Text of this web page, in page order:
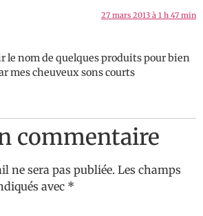
27 mars 2013 à 1 h 47 min
le nom de quelques produits pour bien
mes cheuveux sons courts
commentaire
ne sera pas publiée. Les champs
avec *